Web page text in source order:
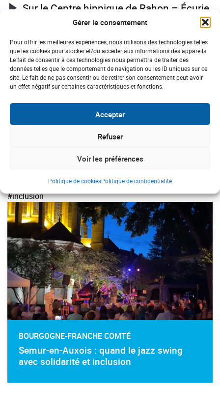
Gérer le consentement
Pour offrir les meilleures expériences, nous utilisons des technologies telles
que les cookies pour stocker et/ou accéder aux informations des appareils.
Le fait de consentir à ces technologies nous permettra de traiter des
données telles que le comportement de navigation ou les ID uniques sur ce
site. Le fait de ne pas consentir ou de retirer son consentement peut avoir
un effet négatif sur certaines caractéristiques et fonctions.
Accepter
Refuser
Voir les préférences
Politique de cookiesPolitique de confidentialité
Sur le Centre hippique de Rahon – Écurie
Sur le Comité Départemental Handisport
du Jura
DERNIÈRES ACTUS
BOURGOGNE-FRANCHE COMTÉ
#inclusion
BOURGOGNE-FRANCHE COMTÉ
Semur-en-Auxois : quand le jazz swing
avec solidarité et inclusion